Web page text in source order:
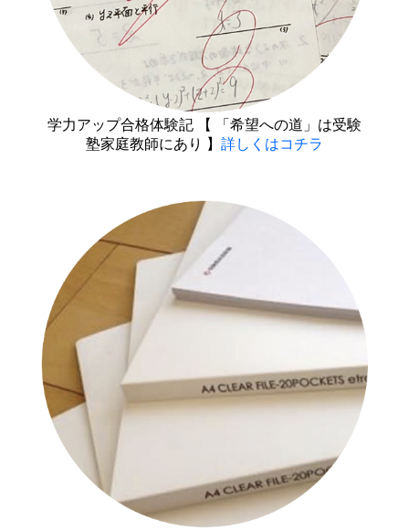
学力アップ合格体験記 【 「希望への道」は受験
塾家庭教師にあり 】 詳しくはコチラ